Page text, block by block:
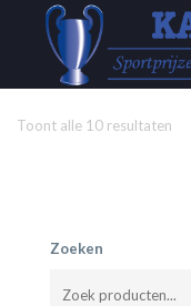
Toont alle 10 resultaten
Zoeken